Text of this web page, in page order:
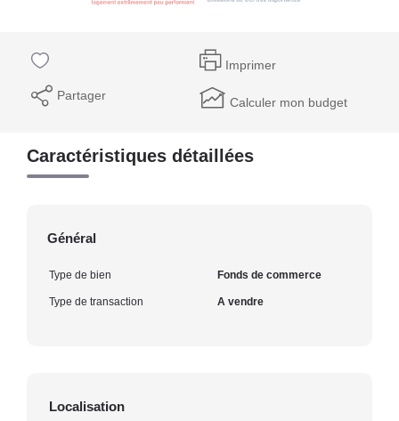
Imprimer
Partager Calculer mon budget
Caractéristiques détaillées
Général
Type de bien Fonds de commerce
Type de transaction A vendre
Localisation